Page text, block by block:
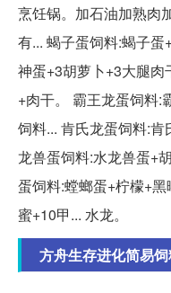
烹饪锅。加石油加熟肉
有... 蝎子蛋饲料:蝎子
神蛋+3胡萝卜+3大腿
+肉干。 霸王龙蛋饲料:
饲料... 肯氏龙蛋饲料:
龙兽蛋饲料:水龙兽蛋+
蛋饲料:螳螂蛋+柠檬+
蜜+10甲... 水龙。
方舟生存进化简易